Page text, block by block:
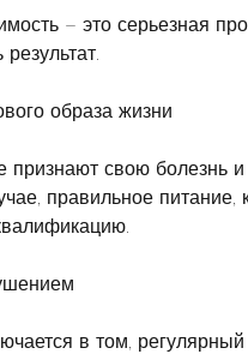
– это серьезная
образа жизни
признают свою болезнь
правильное питание,
в том,